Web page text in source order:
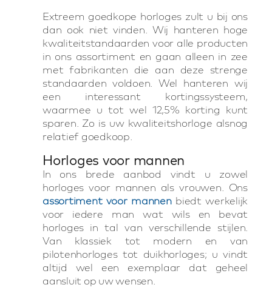
Extreem goedkope horloges zult u bij ons
dan ook niet vinden. Wij hanteren hoge
kwaliteitstandaarden voor alle producten
in ons assortiment en gaan alleen in zee
met fabrikanten die aan deze strenge
standaarden voldoen. Wel hanteren wij
een interessant kortingssysteem,
waarmee u tot wel 12,5% korting kunt
sparen. Zo is uw kwaliteitshorloge alsnog
relatief goedkoop.
Horloges voor mannen
In ons brede aanbod vindt u zowel
horloges voor mannen als vrouwen. Ons
assortiment voor mannenbiedt werkelijk
voor iedere man wat wils en bevat
horloges in tal van verschillende stijlen.
Van klassiek tot modern en van
pilotenhorloges tot duikhorloges; u vindt
altijd wel een exemplaar dat geheel
aansluit op uw wensen.